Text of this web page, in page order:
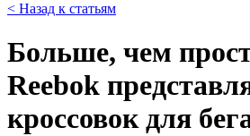
< Назад к статьям
Больше, чем
Reebok
кроссовок для